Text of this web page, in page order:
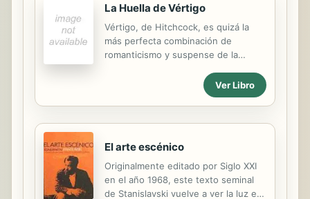
La Huella de Vértigo
Vértigo, de Hitchcock, es quizá la
más perfecta combinación de
romanticismo y suspense de la
nutre de la pintura, la mitología
clásica y diversas fuentes literarias,
ha dejado huella en cineastas como
William Wyler, Polanski o Brian De
Ver Libro
El arte escénico
Originalmente editado por Siglo XXI
en el año 1968, este texto seminal
de Stanislavski vuelve a ver la luz en